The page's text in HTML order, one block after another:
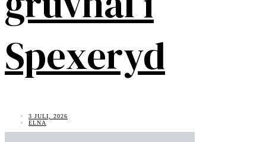
Spexeryd
3 JULI, 2026
ELNA